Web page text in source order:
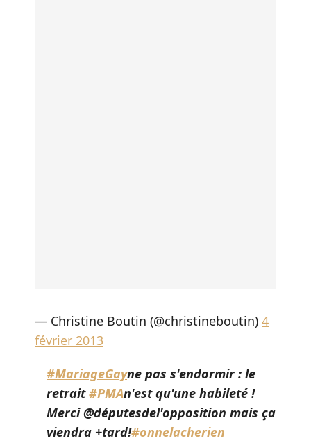
— Christine Boutin (@christineboutin) 4
février 2013
#MariageGayne pas s'endormir : le
retrait#PMAn'est qu'une habileté !
Merci @députesdel'opposition mais ça
viendra +tard!#onnelacherien